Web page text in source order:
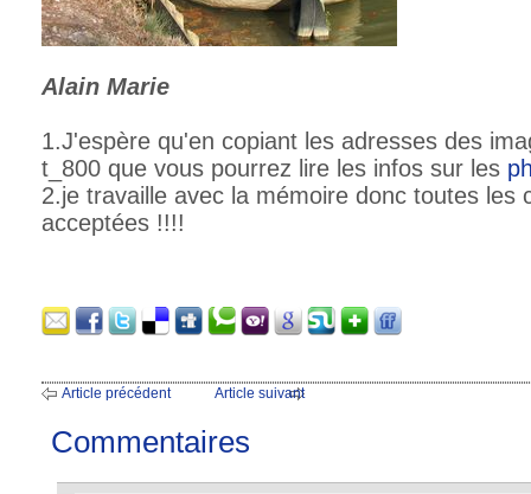
Alain Marie
1.J'espère qu'en copiant les adresses des
t_800 que vous pourrez lire les infos sur les
2.je travaille avec la mémoire donc toutes les
acceptées !!!!
Article précédent Article suivant
Commentaires